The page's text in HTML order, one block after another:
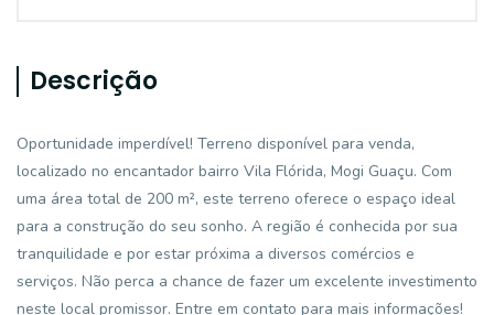
Descrição
Oportunidade imperdível! Terreno disponível para venda,
localizado no encantador bairro Vila Flórida, Mogi Guaçu. Com
uma área total de 200 m², este terreno oferece o espaço ideal
para a construção do seu sonho. A região é conhecida por sua
tranquilidade e por estar próxima a diversos comércios e
serviços. Não perca a chance de fazer um excelente investimento
neste local promissor. Entre em contato para mais informações!